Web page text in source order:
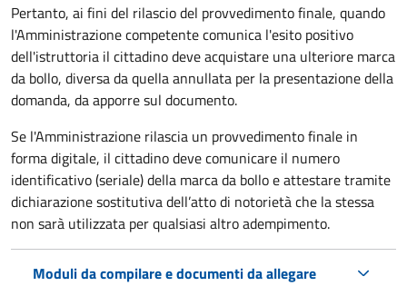
Pertanto, ai fini del rilascio del provvedimento finale, quando
l'Amministrazione competente comunica l'esito positivo
dell'istruttoria il cittadino deve acquistare una ulteriore marca
da bollo, diversa da quella annullata per la presentazione della
domanda, da apporre sul documento.
Se l'Amministrazione rilascia un provvedimento finale in
forma digitale, il cittadino devecomunicare il numero
identificativo (seriale) della marca da bollo e attestare tramite
dichiarazione sostitutiva dell’atto di notorietà che la stessa
non sarà utilizzata per qualsiasi altro adempimento.
Moduli da compilare e documenti da allegare